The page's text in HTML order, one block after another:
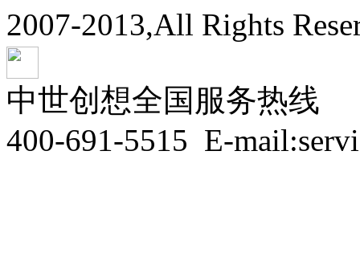
2007-2013,All Rights
中世创想全国服务热线
400-691-5515 E-